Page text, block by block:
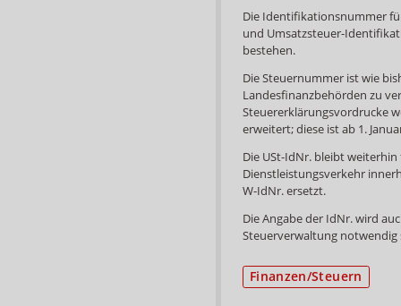
Die Identifikationsnummer
und Umsatzsteuer-
bestehen.
Die Steuernummer ist wie
Landesfinanzbehörden zu
Steuererklärungsvordrucke
erweitert; diese ist ab 1.
Die USt-IdNr. bleibt
Dienstleistungsverkehr
W-IdNr. ersetzt.
Die Angabe der IdNr. wird
Steuerverwaltung notwendig
Finanzen/Steuern